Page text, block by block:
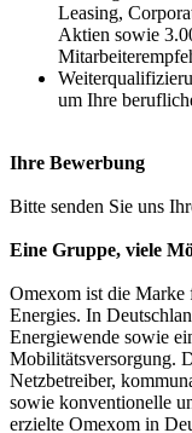
Leasing,
Aktien sowie
um Ihre
Ihre Bewerbung
Bitte senden Sie uns
Eine Gruppe, viele
Omexom ist die
Energies. In
Energiewende sowie
Mobilitätsversorgung.
Netzbetreiber,
sowie konventionelle
erzielte Omexom in